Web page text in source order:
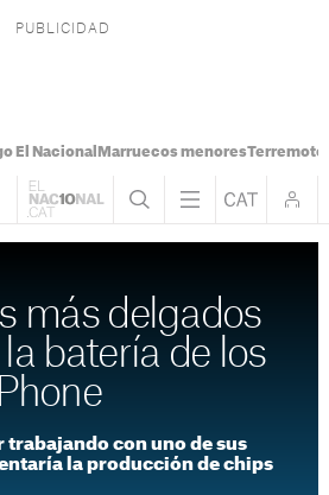
El Nacional Marruecos menoresTerremoto
más delgados
batería de los
trabajando con uno de sus
la producción de chips